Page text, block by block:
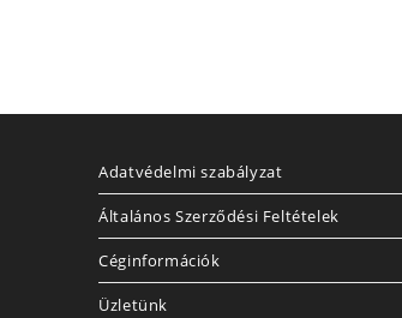
Adatvédelmi szabályzat
Általános Szerződési Feltételek
Céginformációk
Üzletünk